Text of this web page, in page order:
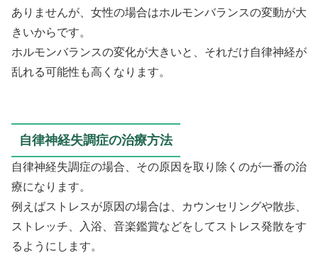
ありませんが、女性の場合はホルモンバランスの変動が大
きいからです。
ホルモンバランスの変化が大きいと、それだけ自律神経が
乱れる可能性も高くなります。
自律神経失調症の治療方法
自律神経失調症の場合、その原因を取り除くのが一番の治
療になります。
例えばストレスが原因の場合は、カウンセリングや散歩、
ストレッチ、入浴、音楽鑑賞などをしてストレス発散をす
るようにします。